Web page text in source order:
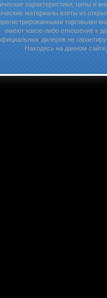
характеристики, цены и
материалы взяты из
торговыми
имеют какое-либо отношение к
дилеров не
Находясь на данном